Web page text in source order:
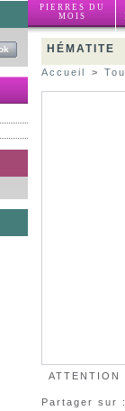
PIERRES DU
MOIS
HÉMATITE
Accueil >
Partager sur